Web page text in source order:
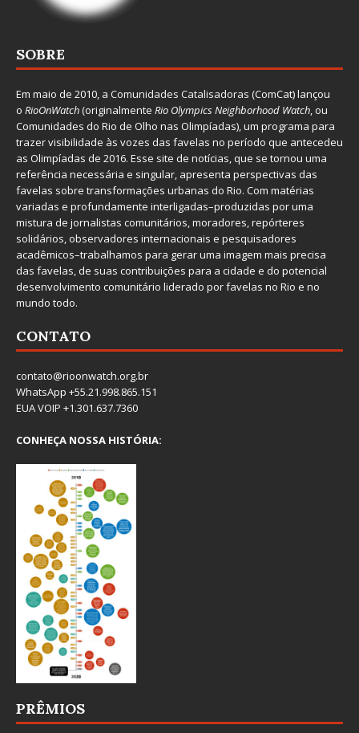
SOBRE
Em maio de 2010, a Comunidades Catalisadoras (ComCat) lançou
o RioOnWatch(originalmente Rio Olympics Neighborhood Watch, ou
Comunidades do Rio de Olho nas Olimpíadas), um programa para
trazer visibilidade às vozes das favelas no período que antecedeu
as Olimpíadas de 2016. Esse site de notícias, que se tornou uma
referência necessária e singular, apresenta perspectivas das
favelas sobre transformações urbanas do Rio. Com matérias
variadas e profundamente interligadas–produzidas por uma
mistura de jornalistas comunitários, moradores, repórteres
solidários, observadores internacionais e pesquisadores
acadêmicos–trabalhamos para gerar uma imagem mais precisa
das favelas, de suas contribuições para a cidade e do potencial
desenvolvimento comunitário liderado por favelas no Rio e no
mundo todo.
CONTATO
contato@rioonwatch.org.br
WhatsApp +55.21.998.865.151
EUA VOIP +1.301.637.7360
CONHEÇA NOSSA HISTÓRIA:
PRÊMIOS